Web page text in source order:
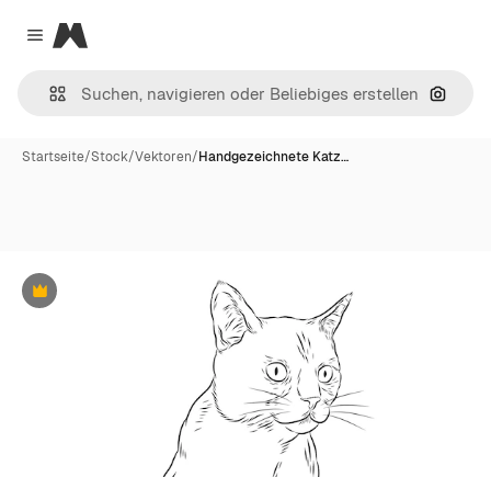
Close menu
Magnific
Nach
Startseite/Stock/Vektoren/Handgezeichnete Katz…
Premium